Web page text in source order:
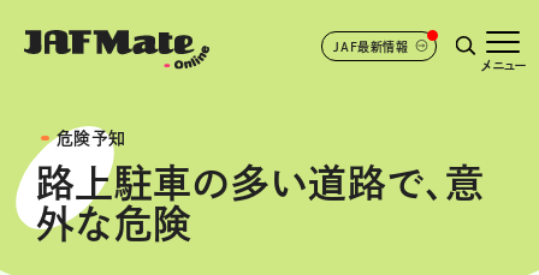
JAF最新情報
メニュー
危険予知
路上駐車の多い道路で、意
外な危険